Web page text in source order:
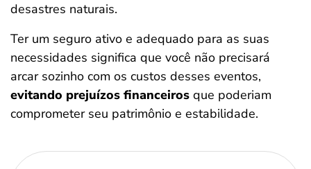
desastres naturais.
Ter um seguro ativo e adequado para as suas
necessidades significa que você não precisará
arcar sozinho com os custos desses eventos,
evitando prejuízos financeiros que poderiam
comprometer seu patrimônio e estabilidade.